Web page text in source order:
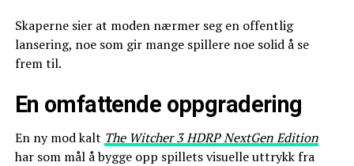
Skaperne sier at moden nærmer seg en offentlig
lansering, noe som gir mange spillere noe solid å se
frem til.
En omfattende oppgradering
En ny mod kalt The Witcher 3 HDRP NextGen Edition
har som mål å bygge opp spillets visuelle uttrykk fra